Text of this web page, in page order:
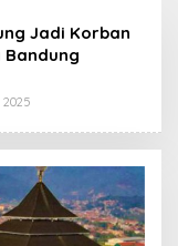
Jadi Korban
Bandung
E
H
R
E
D
K